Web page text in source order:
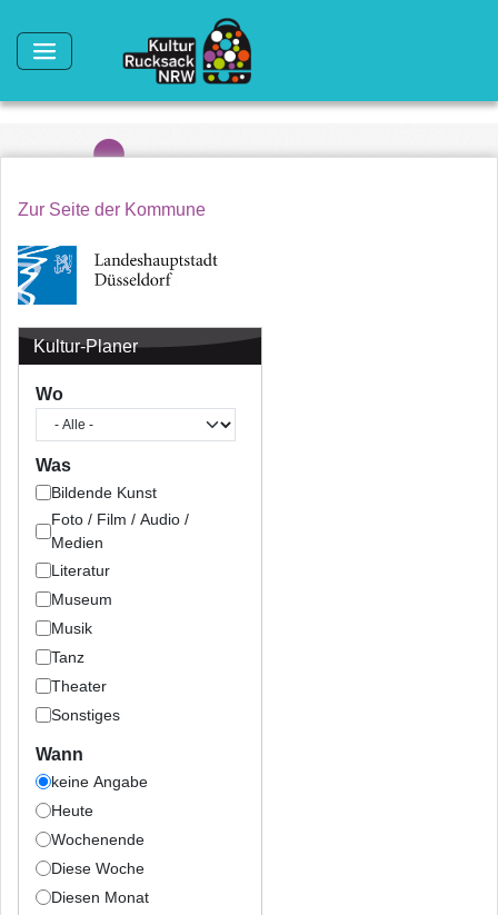
Zur Seite der Kommune
Kultur-Planer
Wo
Was
Bildende Kunst
Foto / Film / Audio /
Medien
Literatur
Museum
Musik
Tanz
Theater
Sonstiges
Wann
keine Angabe
Heute
Wochenende
Diese Woche
Diesen Monat